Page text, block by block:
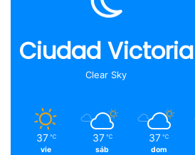
Ciudad Victoria
Clear Sky
37 ℃
vie
37 ℃
sáb
37 ℃
dom